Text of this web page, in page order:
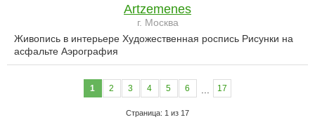
Artzemenes
г. Москва
Живопись в интерьере Художественная роспись Рисунки на
асфальте Аэрография
1 2 3 4 5 6 17
Страница: 1 из 17